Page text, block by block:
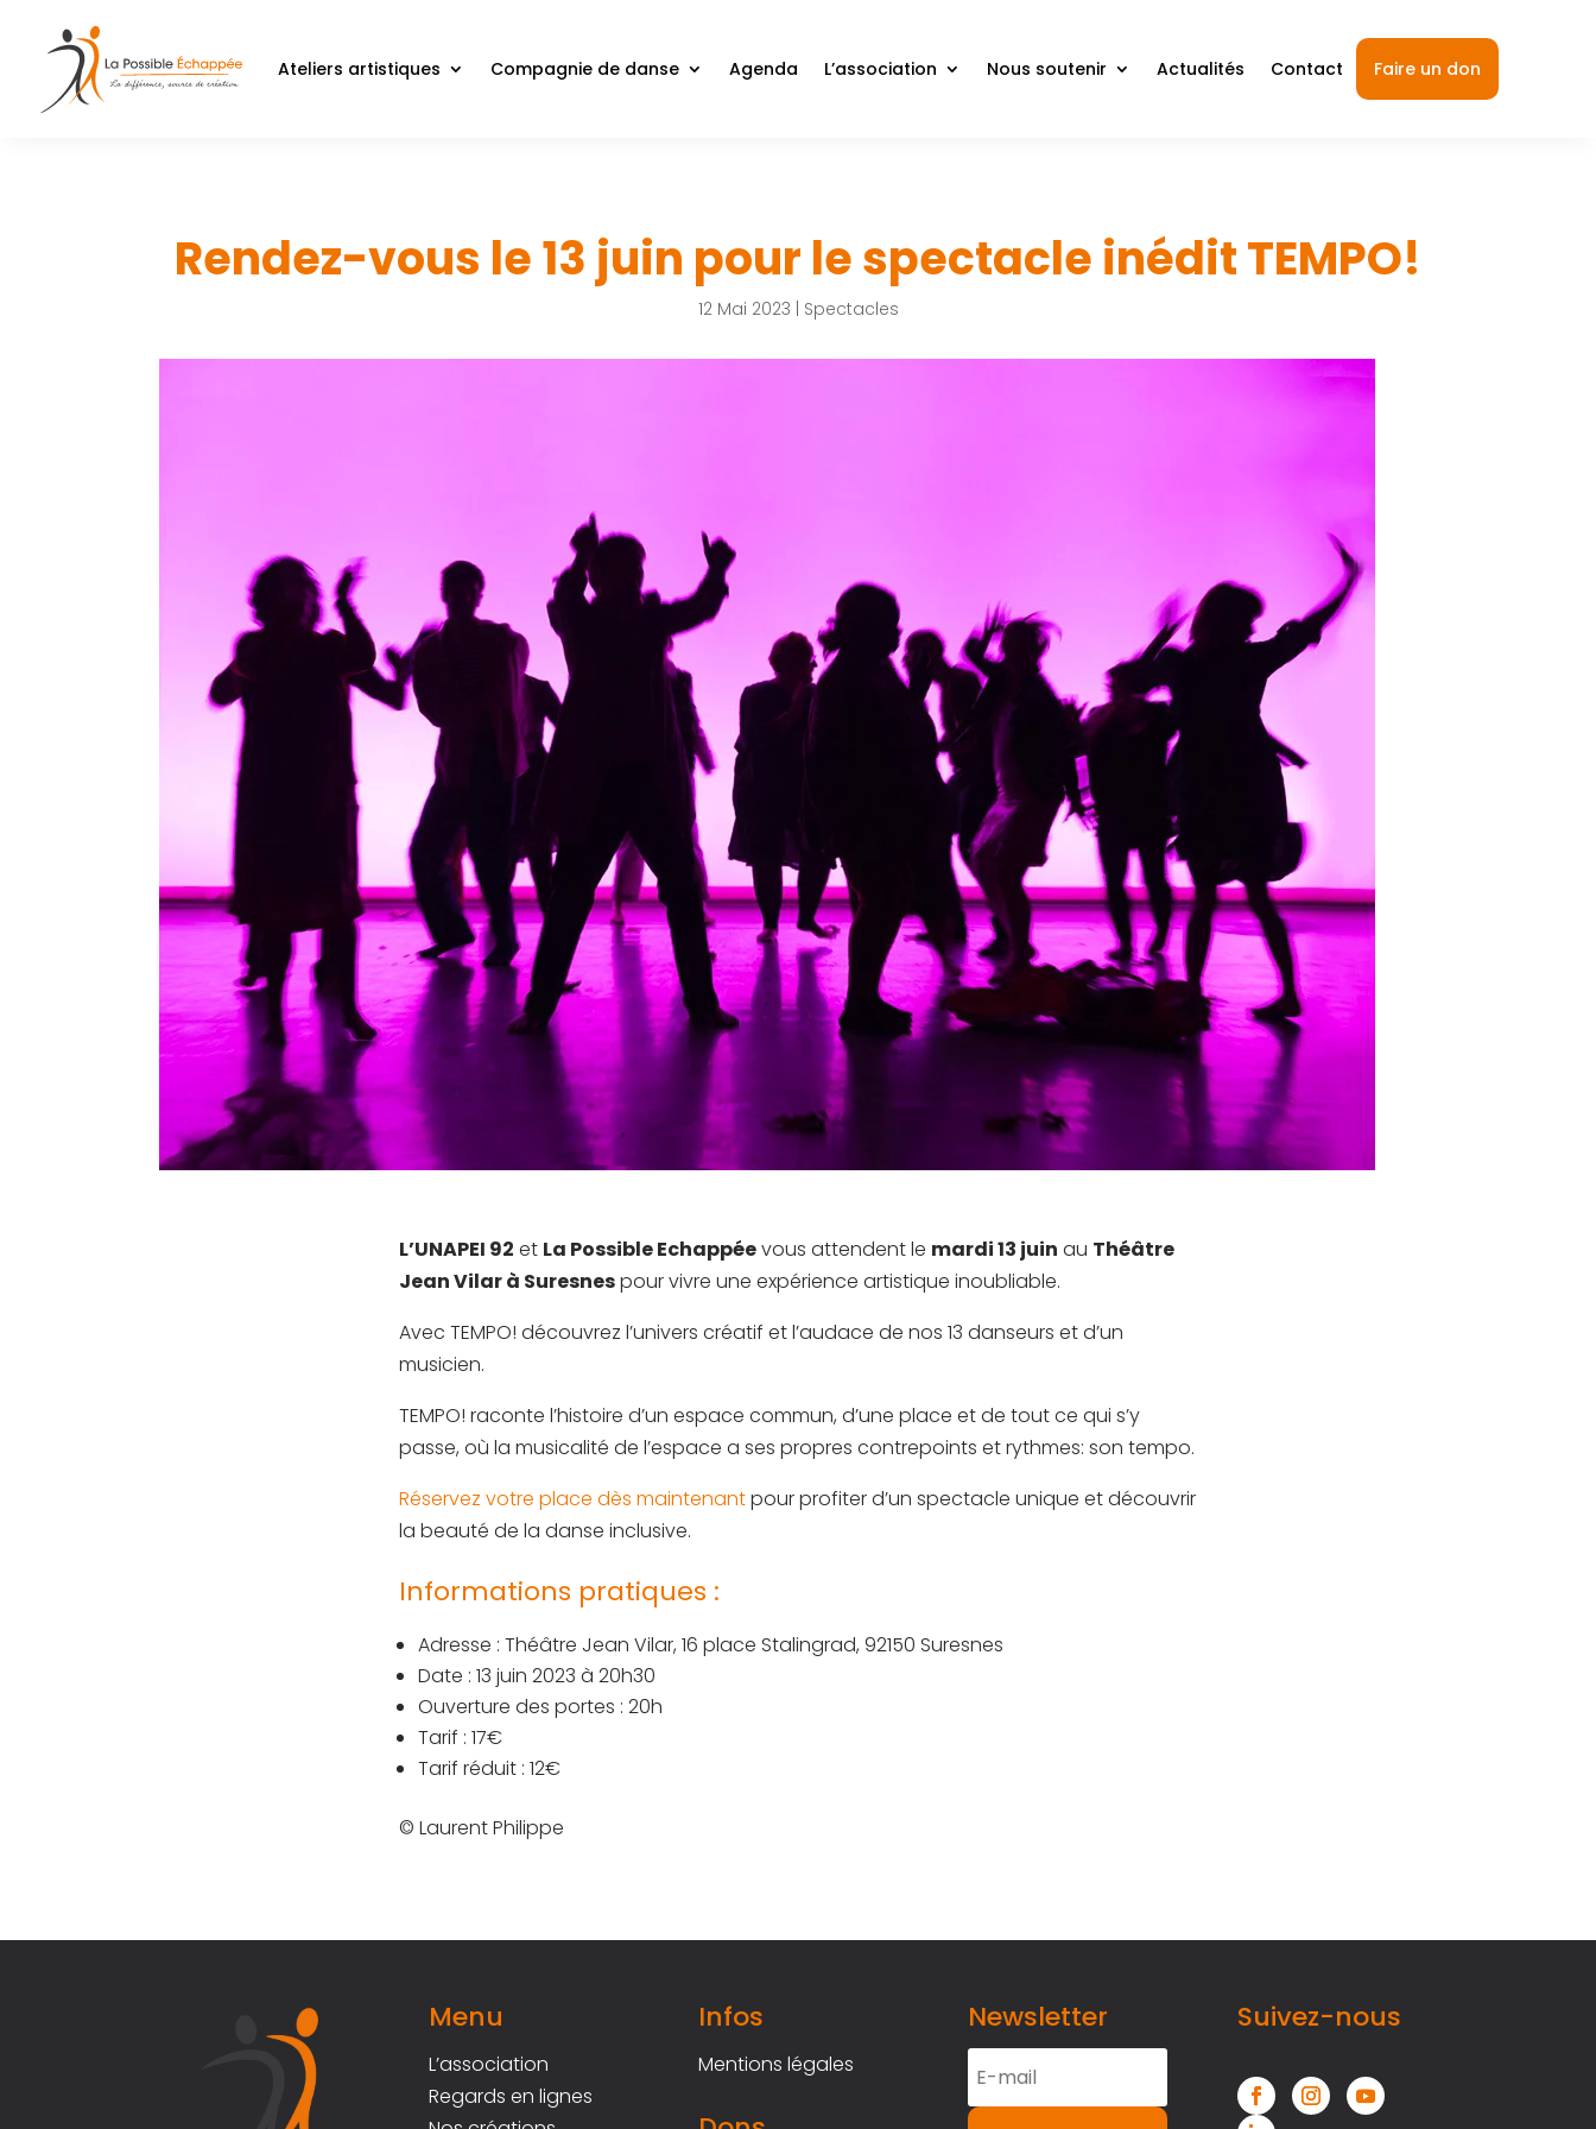
Ateliers artistiques Compagnie de danse Agenda L’association Nous soutenir Actualités Contact Faire un don
Rendez-vous le 13 juin pour le spectacle inédit TEMPO!
12 Mai 2023 | Spectacles
L’UNAPEI 92 et La Possible Echappéevous attendent le mardi 13 juin au Théâtre
Jean Vilar à Suresnespour vivre une expérience artistique inoubliable.
Avec TEMPO! découvrez l’univers créatif et l’audace de nos 13 danseurs et d’un
musicien.
TEMPO! raconte l’histoire d’un espace commun, d’une place et de tout ce qui s’y
passe, où la musicalité de l’espace a ses propres contrepoints et rythmes: son tempo.
Réservez votre place dès maintenantpour profiter d’un spectacle unique et découvrir
la beauté de la danse inclusive.
Informations pratiques :
Adresse : Théâtre Jean Vilar, 16 place Stalingrad, 92150 Suresnes
Date : 13 juin 2023 à 20h30
Ouverture des portes : 20h
Tarif : 17€
Tarif réduit : 12€
© Laurent Philippe
Menu
L’association
Regards en lignes
Infos
Mentions légales
Newsletter Suivez-nous